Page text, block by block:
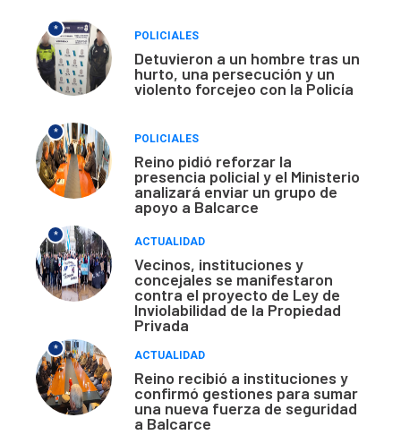
*
POLICIALES
Detuvieron a un hombre tras un
hurto, una persecución y un
violento forcejeo con la Policía
*
POLICIALES
Reino pidió reforzar la
presencia policial y el Ministerio
analizará enviar un grupo de
apoyo a Balcarce
*
ACTUALIDAD
Vecinos, instituciones y
concejales se manifestaron
contra el proyecto de Ley de
Inviolabilidad de la Propiedad
Privada
*
ACTUALIDAD
Reino recibió a instituciones y
confirmó gestiones para sumar
una nueva fuerza de seguridad
a Balcarce